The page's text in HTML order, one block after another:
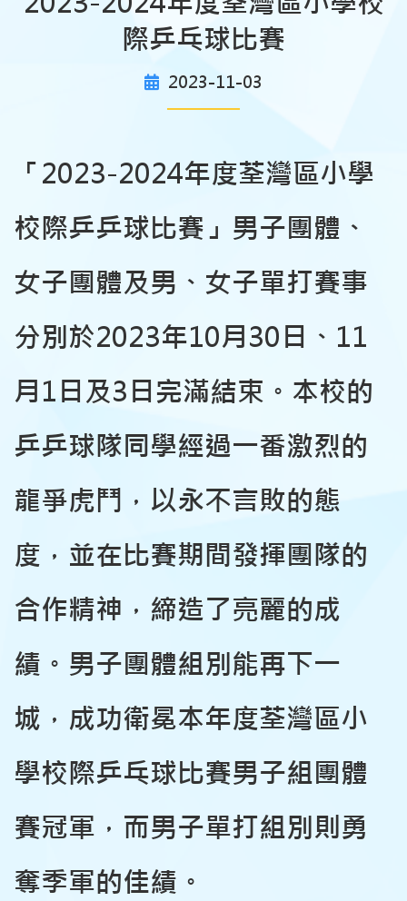
際乒乓球比賽
2023-11-03
「2023-2024年度荃灣區小學
校際乒乒球比賽」男子團體 、
女子團體及男 、 女子單打賽事
分別於2023年10月30日、 11
月1日及3日完滿結束。本校的
乒乒球隊同學經過一番激烈的
龍爭虎鬥，以永不言敗的態
度，並在比賽期間發揮團隊的
合作精神，締造了亮麗的成
績。男子團體組別能再下一
城，成功衛冕本年度荃灣區小
學校際乒乓球比賽男子組團體
賽冠軍，而男子單打組別則勇
奪季軍的佳績 。